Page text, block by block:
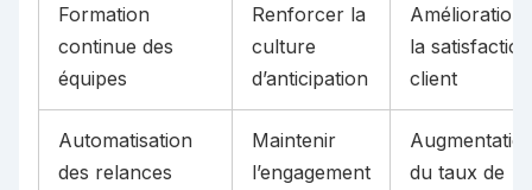
Formation
continue des
équipes
Renforcer la
culture
d’anticipation
Amélioration
la satisfaction
client
Automatisation
des relances
Maintenir
l’engagement
du taux de